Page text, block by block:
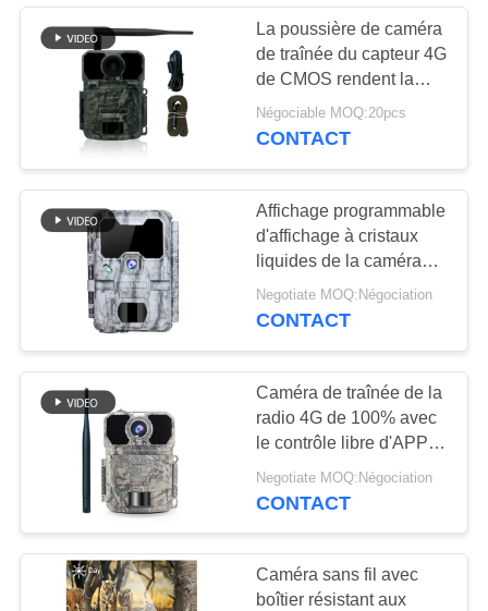
PROPOS
NOUS
VISITE
DE
L'USINE
CONTRÔLE
DE
QUALITÉ
NOUS
CONTACTER
appareil-photo
infrarouge de
chasse
Caméra de faune de
Digital
37
caméra de la
traînée 4G
67
La poussière de caméra
de traînée du capteur 4G
de CMOS rendent la
caméra résistante de
30MP Waterproof
Négociable MOQ:20pcs
CONTACT
Affichage programmable
d'affichage à cristaux
liquides de la caméra
24MP With de faune
caché par WIFI
Negotiate MOQ:Négociation
CONTACT
Caméra de traînée de la
radio 4G de 100% avec
le contrôle libre d'APPLI
d'Android et d'IOS
Negotiate MOQ:Négociation
CONTACT
Caméra sans fil avec
boîtier résistant aux